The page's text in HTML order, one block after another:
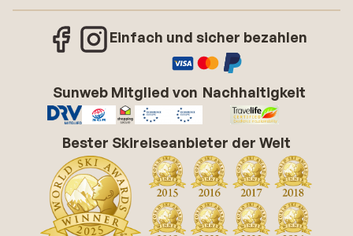
Einfach und sicher bezahlen
Sunweb Mitglied von Nachhaltigkeit
Bester Skireiseanbieter der Welt